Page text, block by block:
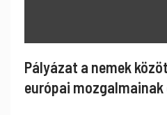
Pályázat a nemek
európai